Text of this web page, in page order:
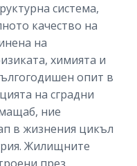
система,
качество на
на
химията и
опит в
на сградни
ние
в жизнения цикъл
Жилищните